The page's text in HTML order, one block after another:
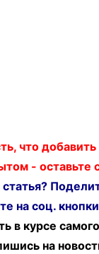
что
- оставьте
на соц.
в курсе
на